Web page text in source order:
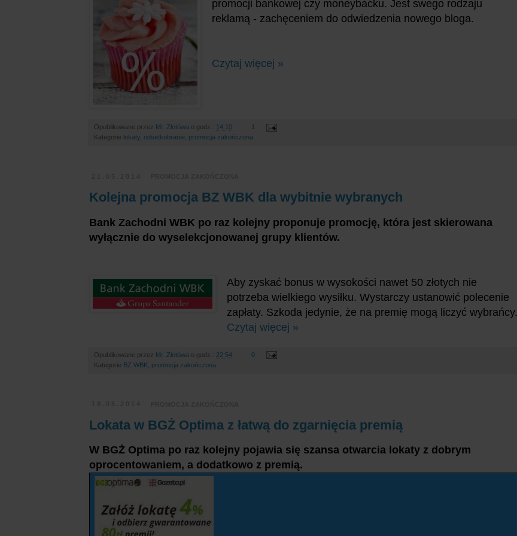
promocji bankowej czy moneybacku. Jest swego rodzaju
reklamą - zachęceniem do odwiedzenia nowego bloga.
Czytaj więcej »
Opublikowane przez Mr. Złotówa o godz.: 14:10
1
Kategorie lokaty odsetkobranie promocja zakończona
Kolejna promocja BZ WBK dla wybitnie wybranych
Bank Zachodni WBK po raz kolejny proponuje promocję, która jest skierowana
wyłącznie do wyselekcjonowanej grupy klientów.
Aby zyskać bonus w wysokości nawet 50 złotych nie
potrzeba wielkiego wysiłku. Wystarczy ustanowić polecenie
zapłaty. Szkoda jedynie, że na premię mogą liczyć wybrańcy.
Czytaj więcej »
Opublikowane przez Mr. Złotówa o godz.: 22:54
0
Kategorie BZ WBK promocja zakończona
Lokata w BGŻ Optima z łatwą do zgarnięcia premią
W BGŻ Optima po raz kolejny pojawia się szansa otwarcia lokaty z dobrym
oprocentowaniem, a dodatkowo z premią.